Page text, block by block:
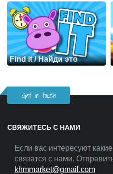
Find it / Найди это
Get in touch
СВЯЖИТЕСЬ С НАМИ
Если вас интересуют
связатся с нами.
khmmarket@gmail.com